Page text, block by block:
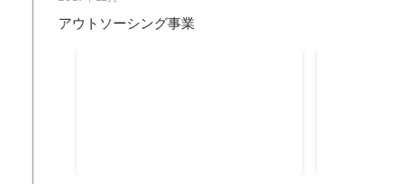
アウトソーシング事業